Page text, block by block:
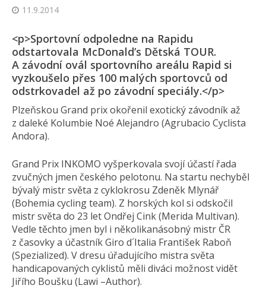
11.9.2014
<p>Sportovní odpoledne na Rapidu
odstartovala McDonald’s Dětská TOUR.
A závodní ovál sportovního areálu Rapid si
vyzkoušelo přes 100 malých sportovců od
odstrkovadel až po závodní speciály.</p>
Plzeňskou Grand prix okořenil exotický závodník až
z daleké Kolumbie Noé Alejandro (Agrubacio Cyclista
Andora).
Grand Prix INKOMO vyšperkovala svojí účastí řada
zvučných jmen českého pelotonu. Na startu nechyběl
bývalý mistr světa z cyklokrosu Zdeněk Mlynář
(Bohemia cycling team). Z horských kol si odskočil
mistr světa do 23 let Ondřej Cink (Merida Multivan).
Vedle těchto jmen byl i několikanásobný mistr ČR
z časovky a účastník Giro d´Italia František Raboň
(Spezialized). V dresu úřadujícího mistra světa
handicapovaných cyklistů měli diváci možnost vidět
Jiřího Boušku (Lawi –Author).